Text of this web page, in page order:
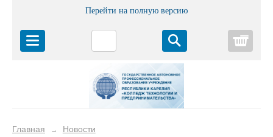
Перейти на полную версию
Главная → Новости